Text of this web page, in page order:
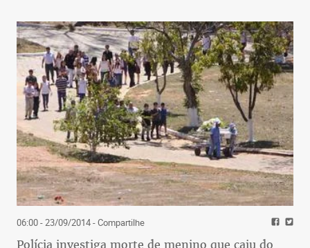
06:00 - 23/09/2014- Compartilhe
Polícia investiga morte de menino que caiu do